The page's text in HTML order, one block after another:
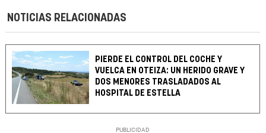
NOTICIAS RELACIONADAS
PIERDE EL CONTROL DEL COCHE Y
VUELCA EN OTEIZA: UN HERIDO GRAVE Y
DOS MENORES TRASLADADOS AL
HOSPITAL DE ESTELLA